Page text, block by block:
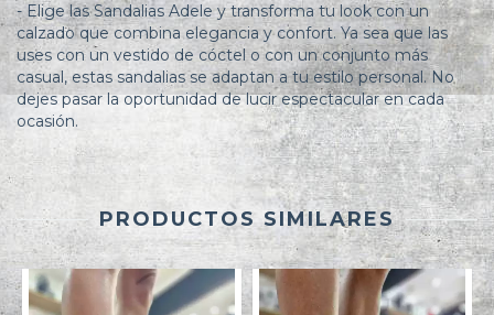
- Elige las Sandalias Adele y transforma tu look con un
calzado que combina elegancia y confort. Ya sea que las
uses con un vestido de cóctel o con un conjunto más
casual, estas sandalias se adaptan a tu estilo personal. No
dejes pasar la oportunidad de lucir espectacular en cada
ocasión.
PRODUCTOS SIMILARES